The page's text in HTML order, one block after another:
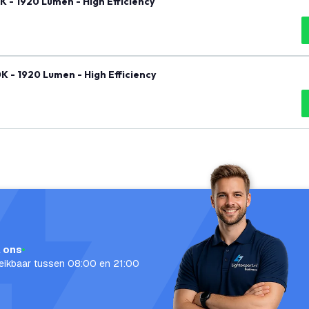
- 1920 Lumen - High Efficiency
ons
tussen 08:00 en 21:00